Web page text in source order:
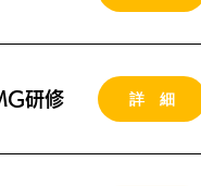
研修 詳 細